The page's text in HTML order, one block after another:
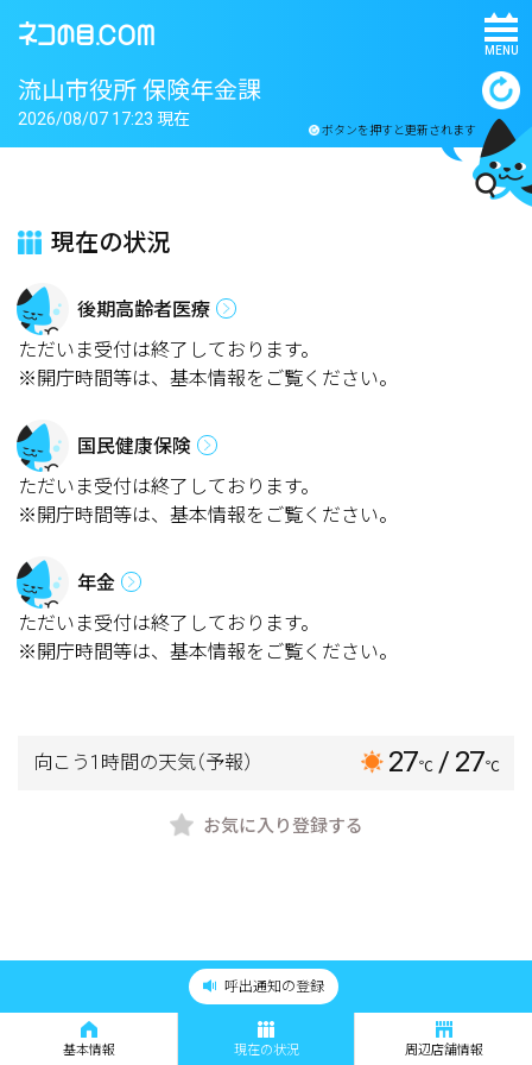
MENU
流山市役所 保険年金課
ボタンを押すと更新されます
2026/08/07 17:23 現在
現在の状況
後期高齢者医療
ただいま受付は終了しております。
※開庁時間等は、基本情報をご覧ください。
国民健康保険
ただいま受付は終了しております。
※開庁時間等は、基本情報をご覧ください。
年金
ただいま受付は終了しております。
※開庁時間等は、基本情報をご覧ください。
向こう1時間の天気（予報） 27℃ / 27℃
お気に入り登録する
呼出通知の登録
基本情報 現在の状況 周辺店舗情報